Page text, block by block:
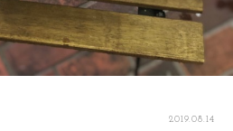
2019.08.14